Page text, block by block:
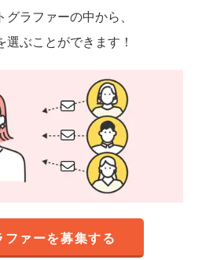
ラファーの中から、
選ぶことができます！
ファーを募集する